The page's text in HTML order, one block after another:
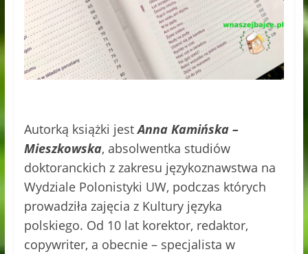
Autorką książki jestAnna Kamińska –
Mieszkowska, absolwentka studiów
doktoranckich z zakresu językoznawstwa na
Wydziale Polonistyki UW, podczas których
prowadziła zajęcia z Kultury języka
polskiego. Od 10 lat korektor, redaktor,
copywriter, a obecnie – specjalista w